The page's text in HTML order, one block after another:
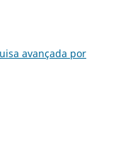
avançada por